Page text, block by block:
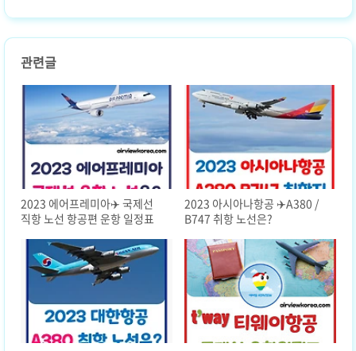
관련글
2023 에어프레미아✈️ 국제선
직항 노선 항공편 운항 일정표
2023 아시아나항공 ✈️A380 /
B747 취항 노선은?